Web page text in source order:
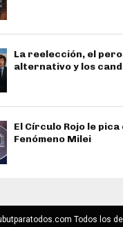
La reelección, el
alternativo y los
El Círculo Rojo le
Fenómeno Milei
Todos los